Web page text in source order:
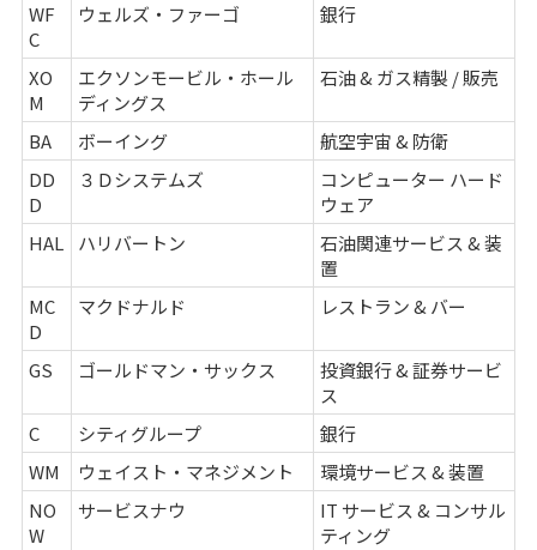
WF
C
ウェルズ・ファーゴ 銀行
XO
M
エクソンモービル・ホール
ディングス
石油 & ガス精製 / 販売
BA ボーイング
航空宇宙 & 防衛
DD
D
３Ｄシステムズ
コンピューター ハード
ウェア
HAL
ハリバートン
石油関連サービス & 装
置
MC
D
マクドナルド レストラン & バー
GS ゴールドマン・サックス
投資銀行 & 証券サービ
ス
C
シティグループ
銀行
WM
ウェイスト・マネジメント
環境サービス & 装置
NO
W
サービスナウ
IT サービス & コンサル
ティング